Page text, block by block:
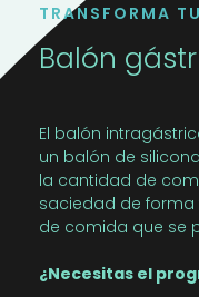
TRANSFORMA
Balón
El balón
un balón de
la cantidad de
saciedad de
de comida que se
¿Necesitas el